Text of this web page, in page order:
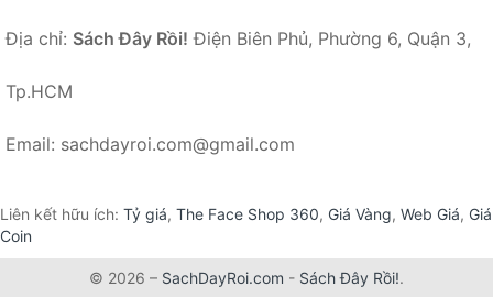
Địa chỉ: Sách Đây Rồi! Điện Biên Phủ, Phường 6, Quận 3,
Tp.HCM
Email: sachdayroi.com@gmail.com
Liên kết hữu ích: Tỷ giá, The Face Shop 360, Giá Vàng, Web Giá, Giá
Coin
© 2026 – SachDayRoi.com - Sách Đây Rồi!.